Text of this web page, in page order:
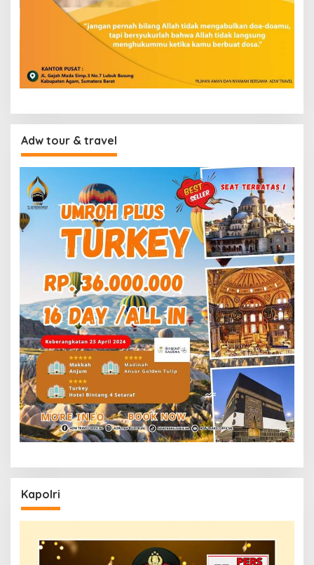
Adw tour & travel
Kapolri